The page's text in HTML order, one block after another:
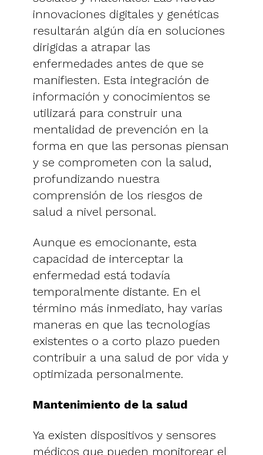
innovaciones digitales y genéticas
resultarán algún día en soluciones
dirigidas a atrapar las
enfermedades antes de que se
manifiesten. Esta integración de
información y conocimientos se
utilizará para construir una
mentalidad de prevención en la
forma en que las personas piensan
y se comprometen con la salud,
profundizando nuestra
comprensión de los riesgos de
salud a nivel personal.
Aunque es emocionante, esta
capacidad de interceptar la
enfermedad está todavía
temporalmente distante. En el
término más inmediato, hay varias
maneras en que las tecnologías
existentes o a corto plazo pueden
contribuir a una salud de por vida y
optimizada personalmente.
Mantenimiento de la salud
Ya existen dispositivos y sensores
médicos que pueden monitorear el